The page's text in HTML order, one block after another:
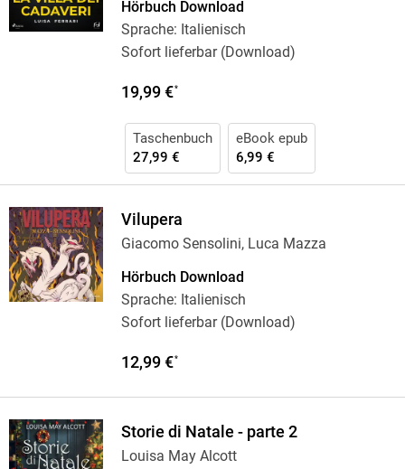
Hörbuch Download
Sprache: Italienisch
Sofort lieferbar (Download)
19,99 €*
Taschenbuch
27,99 €
eBook epub
6,99 €
Vilupera
Giacomo Sensolini, Luca Mazza
Hörbuch Download
Sprache: Italienisch
Sofort lieferbar (Download)
12,99 €*
Storie di Natale - parte 2
Louisa May Alcott